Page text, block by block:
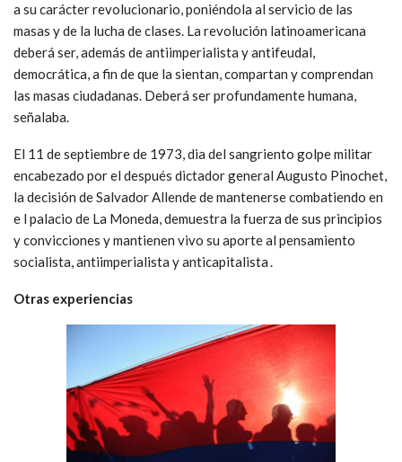
a su carácter revolucionario, poniéndola al servicio de las
masas y de la lucha de clases. La revolución latinoamericana
deberá ser, además de antiimperialista y antifeudal,
democrática, a fin de que la sientan, compartan y comprendan
las masas ciudadanas. Deberá ser profundamente humana,
señalaba.
El 11 de septiembre de 1973, dia del sangriento golpe militar
encabezado por el después dictador general Augusto Pinochet,
la decisión de Salvador Allende de mantenerse combatiendo en
e l palacio de La Moneda, demuestra la fuerza de sus principios
y convicciones y mantienen vivo su aporte al pensamiento
socialista, antiimperialista y anticapitalista .
Otras experiencias